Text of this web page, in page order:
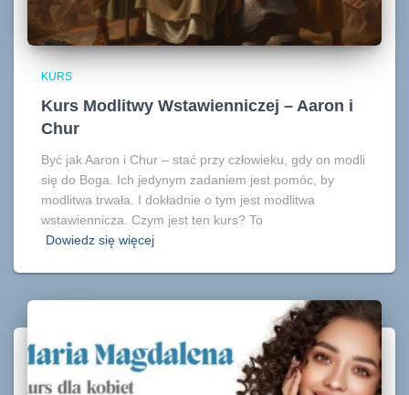
KURS
Kurs Modlitwy Wstawienniczej – Aaron i
Chur
Być jak Aaron i Chur – stać przy człowieku, gdy on modli
się do Boga. Ich jedynym zadaniem jest pomóc, by
modlitwa trwała. I dokładnie o tym jest modlitwa
wstawiennicza. Czym jest ten kurs? To
Dowiedz się więcej